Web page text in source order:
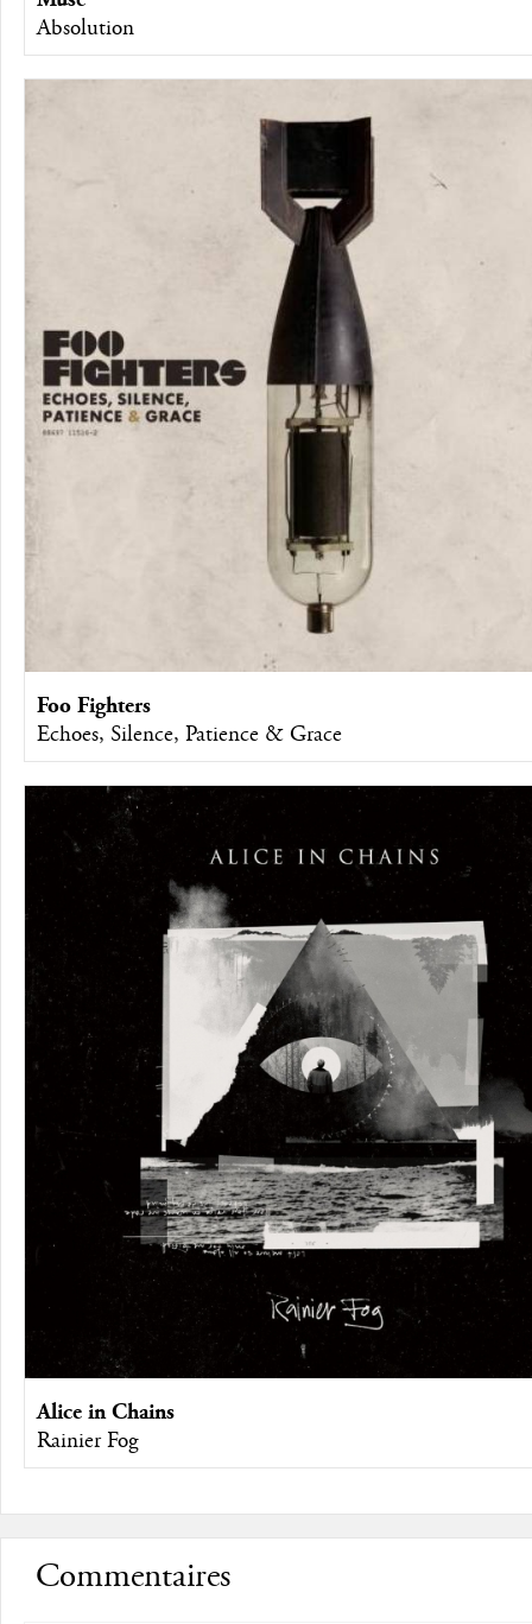
Absolution
Foo Fighters
Echoes, Silence, Patience & Grace
Alice in Chains
Rainier Fog
Commentaires